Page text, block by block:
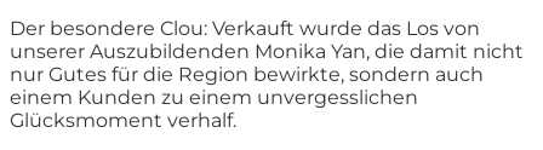
Der besondere Clou: Verkauft wurde das Los von
unserer Auszubildenden Monika Yan, die damit nicht
nur Gutes für die Region bewirkte, sondern auch
einem Kunden zu einem unvergesslichen
Glücksmoment verhalf.